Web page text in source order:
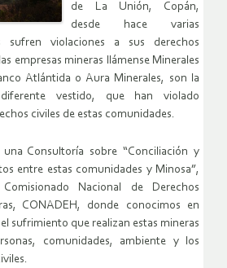
de La Unión, Copán,
desde hace varias
sufren violaciones a sus derechos
empresas mineras llámense Minerales
Atlántida o Aura Minerales, son la
vestido, que han violado
civiles de estas comunidades.
Consultoría sobre “Conciliación y
entre estas comunidades y Minosa”,
Nacional de Derechos
CONADEH, donde conocimos en
sufrimiento que realizan estas mineras
comunidades, ambiente y los